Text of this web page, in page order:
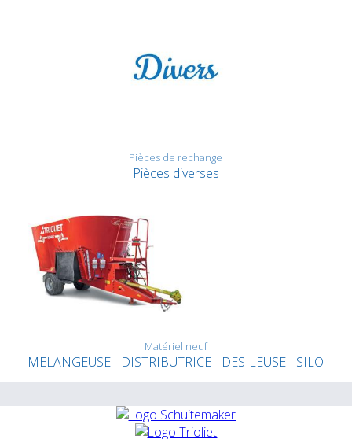
Pièces de rechange
Pièces diverses
Matériel neuf
MELANGEUSE - DISTRIBUTRICE - DESILEUSE - SILO